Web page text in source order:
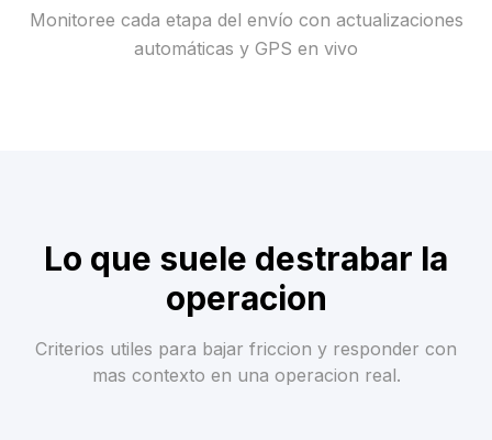
Monitoree cada etapa del envío con actualizaciones
automáticas y GPS en vivo
Lo que suele destrabar la
operacion
Criterios utiles para bajar friccion y responder con
mas contexto en una operacion real.